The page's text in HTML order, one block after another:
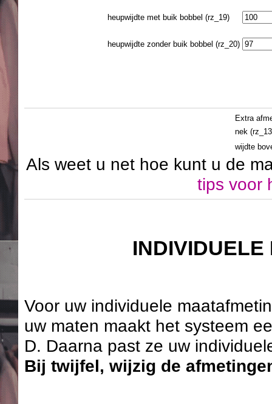
heupwijdte met buik bobbel (rz_19)
heupwijdte zonder buik bobbel (rz_20)
Extra
nek
wijdte
Als weet u net hoe kunt u de
tips voor
INDIVIDUELE
Voor uw individuele
uw maten maakt het systeem
D. Daarna past ze uw
Bij twijfel, wijzig de